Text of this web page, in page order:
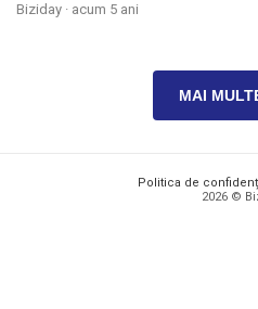
Biziday · acum 5 ani
MAI
Politica de
2026 ©